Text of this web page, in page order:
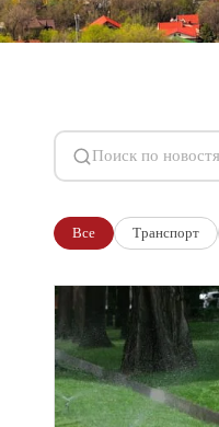
Поиск по новостям
Все Транспорт